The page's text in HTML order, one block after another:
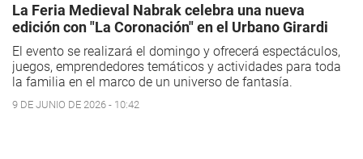
La Feria Medieval Nabrak celebra una nueva
edición con "La Coronación" en el Urbano Girardi
El evento se realizará el domingo y ofrecerá espectáculos,
juegos, emprendedores temáticos y actividades para toda
la familia en el marco de un universo de fantasía.
9 DE JUNIO DE 2026 - 10:42